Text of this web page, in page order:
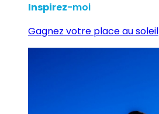
Inspirez-moi
Gagnez votre place au soleil